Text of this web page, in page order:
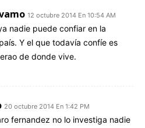
12 octubre 2014 En 10:54 AM
nadie puede confiar en la
Y el que todavía confíe es
de donde vive.
20 octubre 2014 En 1:42 PM
fernandez no lo investiga nadie